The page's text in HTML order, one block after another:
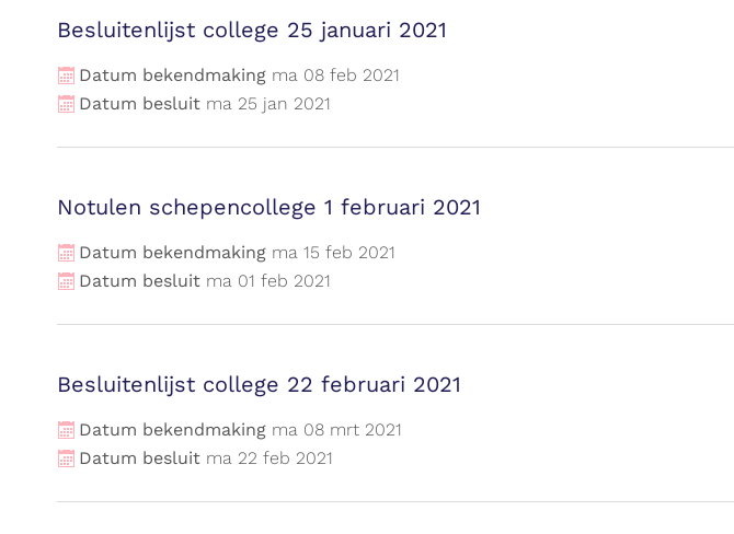
Besluitenlijst college 25 januari 2021
Datum bekendmaking ma 08 feb 2021
Datum besluit ma 25 jan 2021
Notulen schepencollege 1 februari 2021
Datum bekendmaking ma 15 feb 2021
Datum besluit ma 01 feb 2021
Besluitenlijst college 22 februari 2021
Datum bekendmaking ma 08 mrt 2021
Datum besluit ma 22 feb 2021